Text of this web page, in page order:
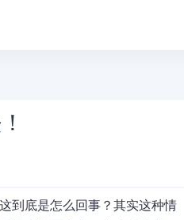
到底是怎么回事？其实这种情